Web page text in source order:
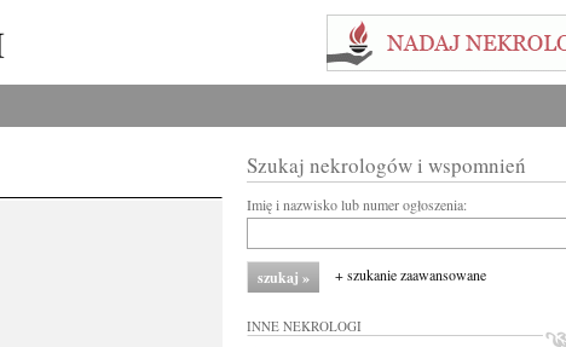
Szukaj nekrologów i wspomnień
Imię i nazwisko lub numer ogłoszenia:
+ szukanie zaawansowane
INNE NEKROLOGI